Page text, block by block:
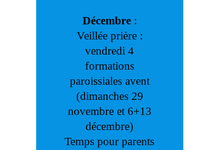
Décembre :
Veillée prière :
vendredi 4
formations
paroissiales avent
(dimanches 29
novembre et 6+13
décembre)
Temps pour parents